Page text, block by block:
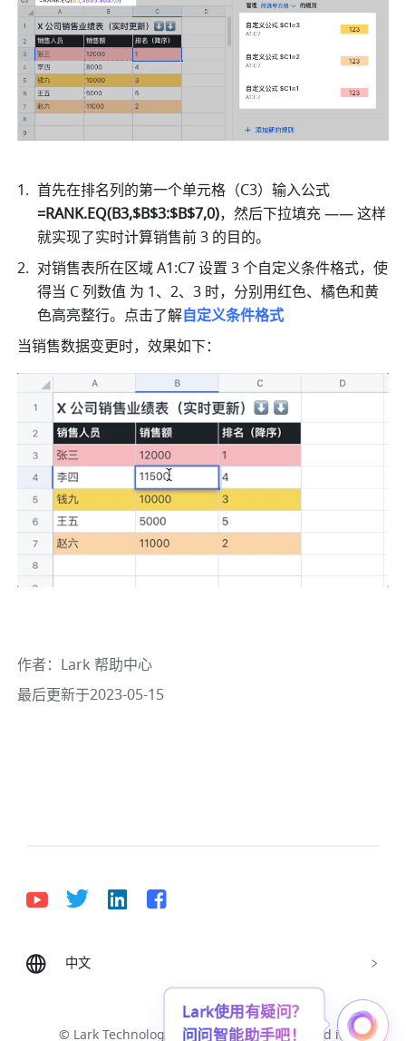
=RANK.EQ(B3,$B$3:$B$7,0)，然后下拉填充 —— 这样
就实现了实时计算销售前 3 的目的。
对销售表所在区域 A1:C7 设置 3 个自定义条件格式，使
得当 C 列数值 为 1、2、3 时，分别用红色、橘色和黄
色高亮整行。点击了解自定义条件格式
当销售数据变更时，效果如下：
作者： Lark 帮助中心
最后更新于2023-05-15
中文
Deutsch English
Português (Brasil)
© Lark Technologies Pte. Ltd. Headquartered in
Lark使用有疑问？
问问智能助手吧！